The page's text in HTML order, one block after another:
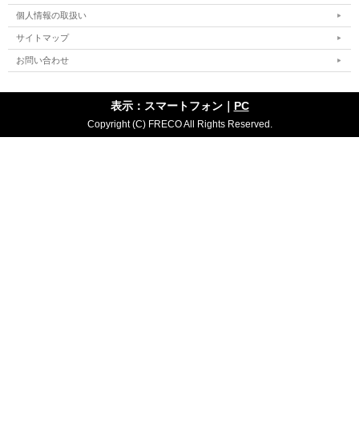
個人情報の取扱い
サイトマップ
お問い合わせ
表示：スマートフォン｜ PC
Copyright (C) FRECO All Rights Reserved.